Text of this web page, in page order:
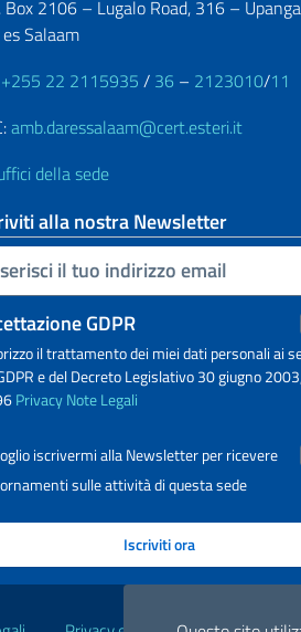
Box 2106 – Lugalo Road, 316 –
Salaam
+255 22 2115935 / 36 – 2123010/11
amb.daressalaam@cert.esteri.it
della sede
alla nostra Newsletter
GDPR
il trattamento dei miei dati personali ai
e del Decreto Legislativo 30 giugno
PrivacyNote Legali
iscrivermi alla Newsletter per ricevere
sulle attività di questa sede